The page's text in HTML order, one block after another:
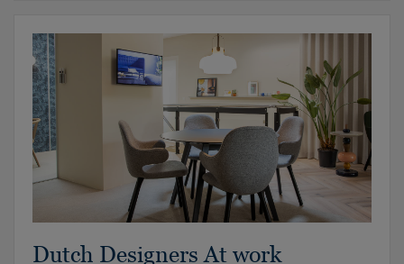
Dutch Designers At work